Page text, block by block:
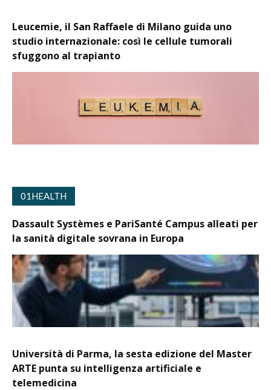
Leucemie, il San Raffaele di Milano guida uno
studio internazionale: così le cellule tumorali
sfuggono al trapianto
01HEALTH
Dassault Systèmes e PariSanté Campus alleati per
la sanità digitale sovrana in Europa
Università di Parma, la sesta edizione del Master
ARTE punta su intelligenza artificiale e
telemedicina